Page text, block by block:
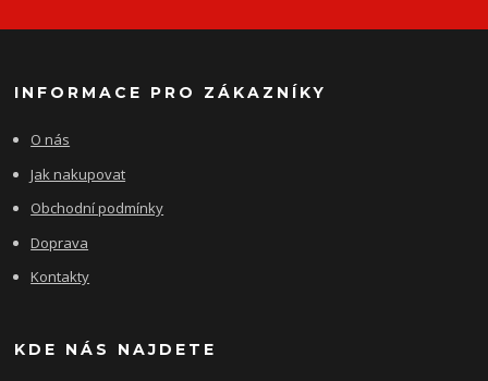
INFORMACE PRO ZÁKAZNÍKY
O nás
Jak nakupovat
Obchodní podmínky
Doprava
Kontakty
KDE NÁS NAJDETE